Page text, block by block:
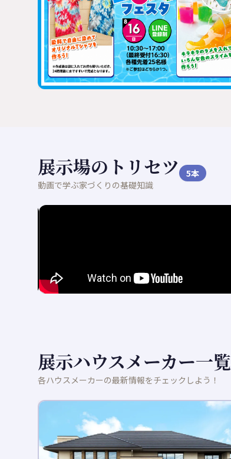
展示場のトリセツ
動画で学ぶ家づくりの基礎知識
5本
展示ハウスメーカー一覧
各ハウスメーカーの最新情報をチェックしよう！